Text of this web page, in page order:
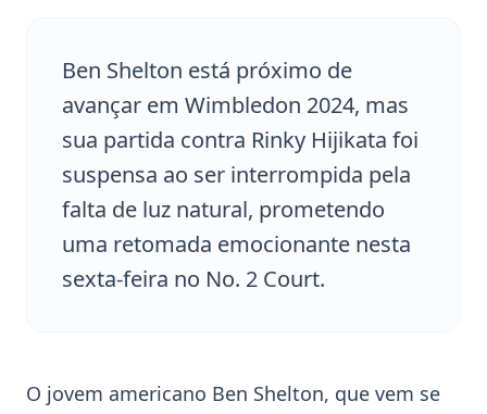
Ben Shelton está próximo de
avançar em Wimbledon 2024, mas
sua partida contra Rinky Hijikata foi
suspensa ao ser interrompida pela
falta de luz natural, prometendo
uma retomada emocionante nesta
sexta-feira no No. 2 Court.
O jovem americano Ben Shelton, que vem se